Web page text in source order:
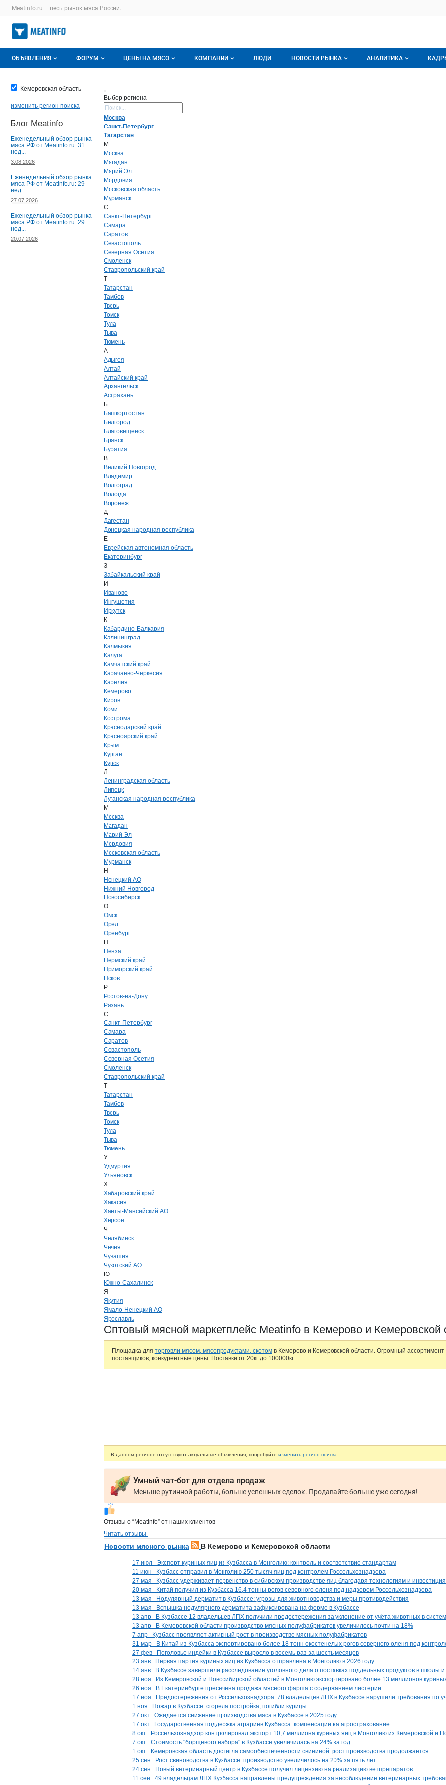
Раздел навигации по сайту meatinfo.ru
Meatinfo.ru – весь рынок мяса России.
Авторизация и меню пользователя
Навигация по разделам сайта meatinfo.ru
ОБЪЯВЛЕНИЯ
Мои объявления
Заявки на покупку мяса
ФОРУМ
Избранные
С моим участием
ЦЕНЫ НА МЯСО
Актуальные мониторинги
Отзывы
КОМПАНИИ ЛЮДИ НОВОСТИ РЫНКА АНАЛИТИКА
Выбор региона
Москва
Санкт-Петербург
Татарстан
М
Москва
Магадан
Марий Эл
Мордовия
Московская область
Мурманск
С
Санкт-Петербург
Самара
Саратов
Севастополь
Северная Осетия
Смоленск
Ставропольский край
Т
Татарстан
Тамбов
Тверь
Томск
Тула
Тыва
Тюмень
А
Адыгея
Алтай
Алтайский край
Архангельск
Астрахань
Б
Башкортостан
Белгород
Благовещенск
Брянск
Бурятия
В
Великий Новгород
Владимир
Волгоград
Вологда
Воронеж
Д
Дагестан
Донецкая народная республика
Е
Еврейская автономная область
Екатеринбург
З
Забайкальский край
И
Иваново
Ингушетия
Иркутск
К
Кабардино-Балкария
Калининград
Калмыкия
Калуга
Камчатский край
Карачаево-Черкесия
Карелия
Кемерово
Киров
Коми
Кострома
Краснодарский край
Красноярский край
Крым
Курган
Курск
Л
Ленинградская область
Липецк
Луганская народная республика
М
Москва
Магадан
Марий Эл
Мордовия
Московская область
Мурманск
Н
Ненецкий АО
Нижний Новгород
Новосибирск
О
Омск
Орел
Оренбург
П
Пенза
Пермский край
Приморский край
Псков
Р
Ростов-на-Дону
Рязань
С
Санкт-Петербург
Самара
Саратов
Севастополь
Северная Осетия
Смоленск
Ставропольский край
Т
Татарстан
Тамбов
Тверь
Томск
Тула
Тыва
Тюмень
У
Удмуртия
Ульяновск
Х
Хабаровский край
Хакасия
Ханты-Мансийский АО
Херсон
Ч
Челябинск
Чечня
Чувашия
Чукотский АО
Ю
Южно-Сахалинск
Я
Якутия
Ямало-Ненецкий АО
Ярославль
Оптовый мясной маркетплейс Meatinfo в Кемерово и Кемеровской
Площадка для торговли мясом, мясопродуктами, скотомв Кемерово и Кемеровской области. Огромный ассортимент
поставщиков, конкурентные цены. Поставки от 20кг до 100000кг.
В данном регионе отсутствуют актуальные объявления, попробуйте изменить регион поиска
Умный чат-бот для отдела продаж
Меньше рутинной работы, больше успешных сделок. Продавайте больше уже сегодня!
Отзывы о “Meatinfo” от наших клиентов
Читать отзывы
Новости мясного рынка В Кемерово и Кемеровской области
17 июл Экспорт куриных яиц из Кузбасса в Монголию: контроль и соответствие стандартам
11 июн Кузбасс отправил в Монголию 250 тысяч яиц под контролем Россельхознадзора
27 мая Кузбасс удерживает первенство в сибирском производстве яиц благодаря технологиям и
20 мая Китай получил из Кузбасса 16,4 тонны рогов северного оленя под надзором Россельхознадзора
13 мая Нодулярный дерматит в Кузбассе: угрозы для животноводства и меры противодействия
13 мая Вспышка нодулярного дерматита зафиксирована на ферме в Кузбассе
13 апр В Кузбассе 12 владельцев ЛПХ получили предостережения за уклонение от учёта животных в
13 апр В Кемеровской области производство мясных полуфабрикатов увеличилось почти на 18%
7 апр Кузбасс проявляет активный рост в производстве мясных полуфабрикатов
31 мар В Китай из Кузбасса экспортировано более 18 тонн окостенелых рогов северного оленя под
27 фев Поголовье индейки в Кузбассе выросло в восемь раз за шесть месяцев
23 янв Первая партия куриных яиц из Кузбасса отправлена в Монголию в 2026 году
14 янв В Кузбассе завершили расследование уголовного дела о поставках поддельных продуктов в школы
28 ноя Из Кемеровской и Новосибирской областей в Монголию экспортировано более 13 миллионов
26 ноя В Екатеринбурге пресечена продажа мясного фарша с содержанием листерии
17 ноя Предостережения от Россельхознадзора: 78 владельцев ЛПХ в Кузбассе нарушили требования по
1 ноя Пожар в Кузбассе: сгорела постройка, погибли курицы
27 окт Ожидается снижение производства мяса в Кузбассе в 2025 году
17 окт Государственная поддержка аграриев Кузбасса: компенсации на агрострахование
8 окт Россельхознадзор контролировал экспорт 10,7 миллиона куриных яиц в Монголию из Кемеровской и
7 окт Стоимость "борщевого набора" в Кузбассе увеличилась на 24% за год
1 окт Кемеровская область достигла самообеспеченности свининой: рост производства продолжается
25 сен Рост свиноводства в Кузбассе: производство увеличилось на 20% за пять лет
24 сен Новый ветеринарный центр в Кузбассе получил лицензию на реализацию ветпрепаратов
11 сен 49 владельцам ЛПХ Кузбасса направлены предупреждения за несоблюдение ветеринарных
Кемеровская область
изменить регион поиска
Блог Meatinfo
Еженедельный обзор рынка
мяса РФ от Meatinfo.ru: 31
нед...
3.08.2026
Еженедельный обзор рынка
мяса РФ от Meatinfo.ru: 29
нед...
27.07.2026
Еженедельный обзор рынка
мяса РФ от Meatinfo.ru: 29
нед...
20.07.2026